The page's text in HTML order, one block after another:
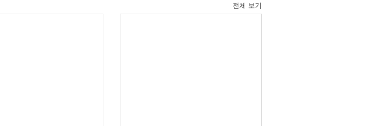
전체 보기